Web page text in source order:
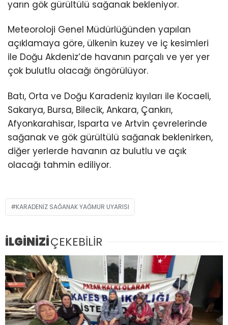
yarın gök gürültülü sağanak bekleniyor.
Meteoroloji Genel Müdürlüğünden yapılan
açıklamaya göre, ülkenin kuzey ve iç kesimleri
ile Doğu Akdeniz’de havanın parçalı ve yer yer
çok bulutlu olacağı öngörülüyor.
Batı, Orta ve Doğu Karadeniz kıyıları ile Kocaeli,
Sakarya, Bursa, Bilecik, Ankara, Çankırı,
Afyonkarahisar, Isparta ve Artvin çevrelerinde
sağanak ve gök gürültülü sağanak beklenirken,
diğer yerlerde havanın az bulutlu ve açık
olacağı tahmin ediliyor.
KARADENIZ SAĞANAK YAĞMUR UYARISI
İLGİNİZİÇEKEBİLİR